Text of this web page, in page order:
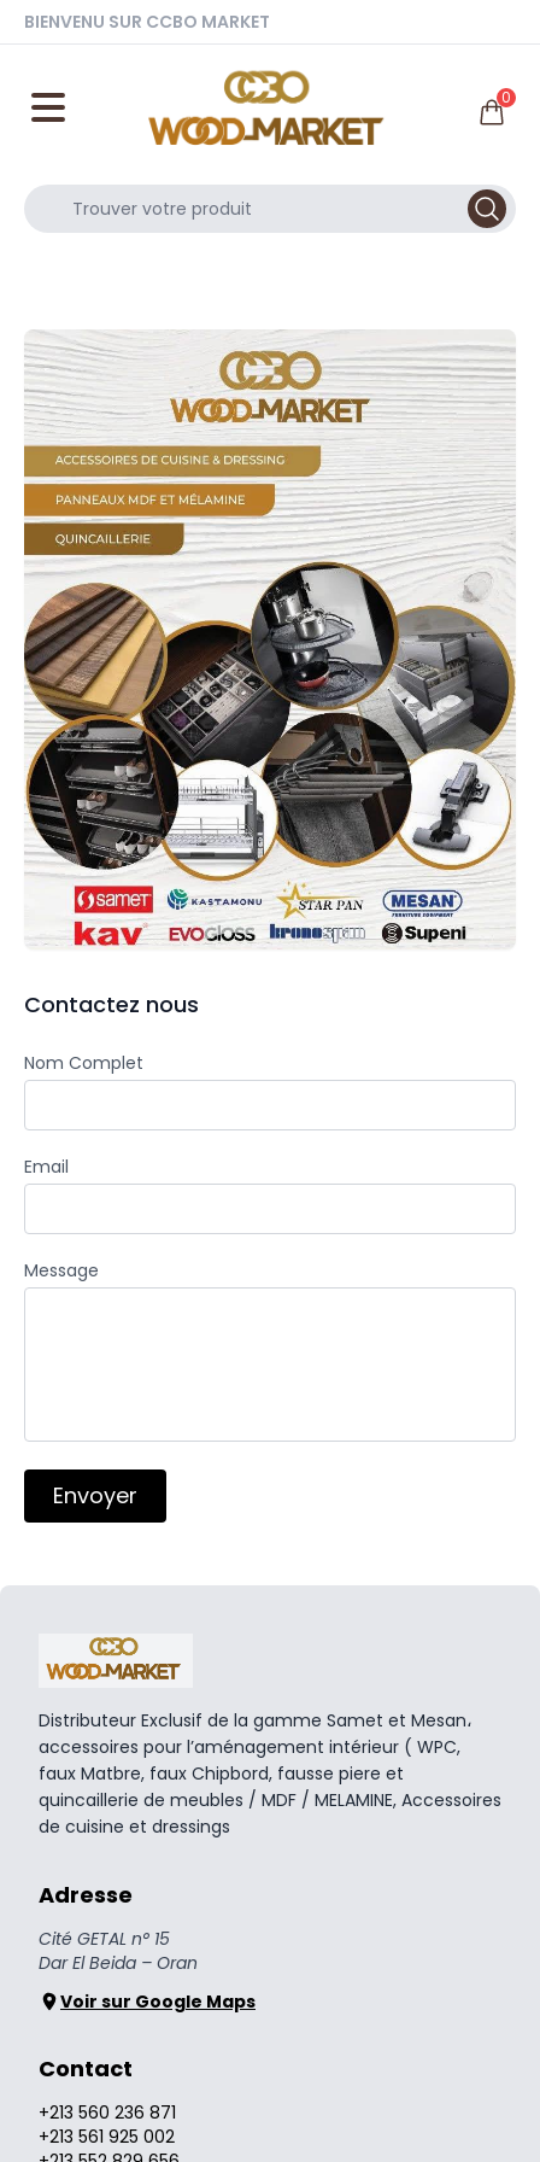
BIENVENU SUR CCBO MARKET
0
Contactez nous
Nom Complet
Email
Message
Envoyer
Distributeur Exclusif de la gamme Samet et Mesan،
accessoires pour l’aménagement intérieur ( WPC,
faux Matbre, faux Chipbord, fausse piere et
quincaillerie de meubles / MDF / MELAMINE, Accessoires
de cuisine et dressings
Adresse
Cité GETAL n° 15
Dar El Beida – Oran
Voir sur Google Maps
Contact
+213 560 236 871
+213 561 925 002